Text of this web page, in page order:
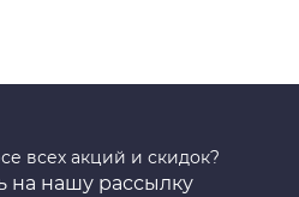
всех акций и скидок?
на нашу рассылку